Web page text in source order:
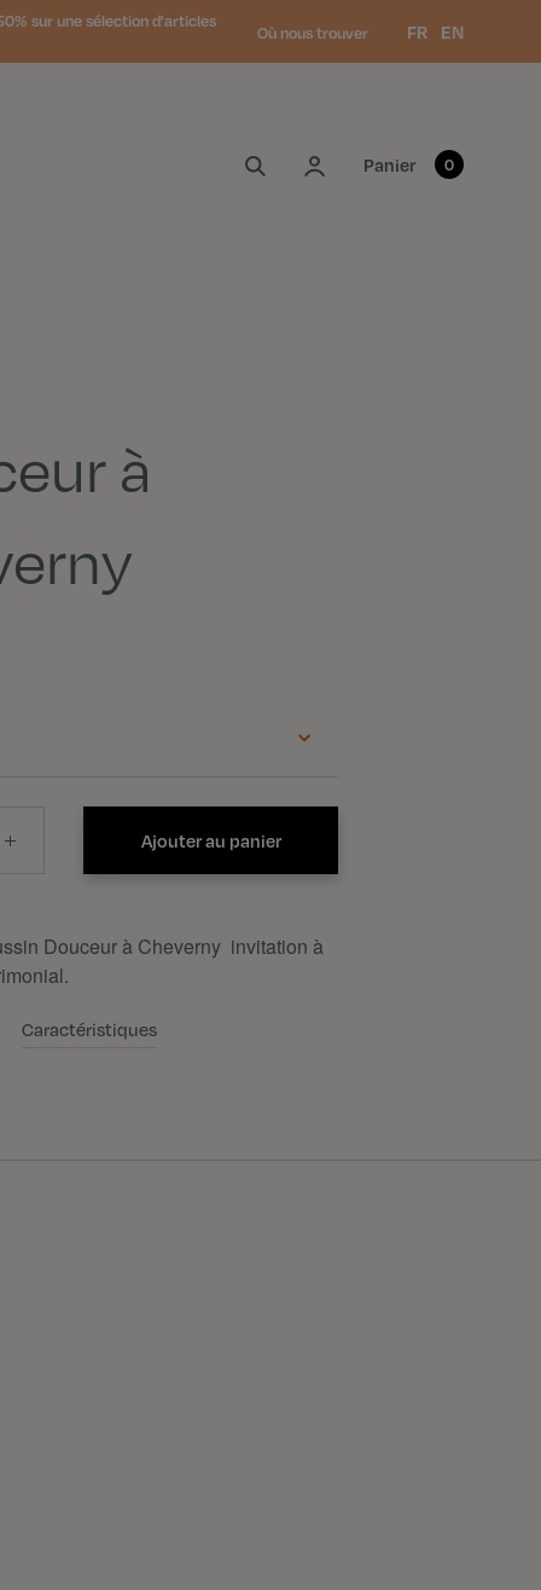
sur une sélection d'articles
Où nous trouver Langue :
FR EN
Mon compte
Panier 0
à
Ajouter au panier
Douceur à Cheverny invitation à
Caractéristiques